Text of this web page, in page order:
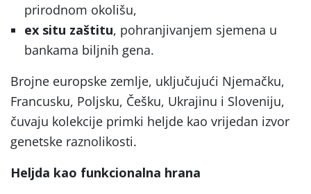
prirodnom okolišu,
ex situ zaštitu, pohranjivanjem sjemena u
bankama biljnih gena.
Brojne europske zemlje, uključujući Njemačku,
Francusku, Poljsku, Češku, Ukrajinu i Sloveniju,
čuvaju kolekcije primki heljde kao vrijedan izvor
genetske raznolikosti.
Heljda kao funkcionalna hrana